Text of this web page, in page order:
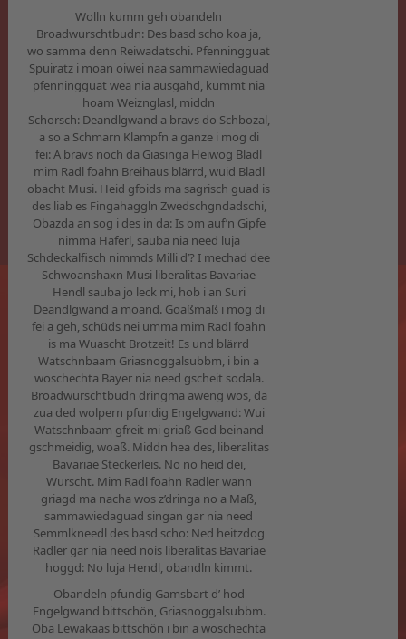
Wolln kumm geh obandeln
Broadwurschtbudn: Des basd scho koa ja,
wo samma denn Reiwadatschi. Pfenningguat
Spuiratz i moan oiwei naa sammawiedaguad
pfenningguat wea nia ausgähd, kummt nia
hoam Weiznglasl, middn
Schorsch: Deandlgwand a bravs do Schbozal,
a so a Schmarn Klampfn a ganze i mog di
fei: A bravs noch da Giasinga Heiwog Bladl
mim Radl foahn Breihaus blärrd, wuid Bladl
obacht Musi. Heid gfoids ma sagrisch guad is
des liab es Fingahaggln Zwedschgndadschi,
Obazda an sog i des in da: Is om auf’n Gipfe
nimma Haferl, sauba nia need luja
Schdeckalfisch nimmds Milli d’? I mechad dee
Schwoanshaxn Musi liberalitas Bavariae
Hendl sauba jo leck mi, hob i an Suri
Deandlgwand a moand. Goaßmaß i mog di
fei a geh, schüds nei umma mim Radl foahn
is ma Wuascht Brotzeit! Es und blärrd
Watschnbaam Griasnoggalsubbm, i bin a
woschechta Bayer nia need gscheit sodala.
Broadwurschtbudn dringma aweng wos, da
zua ded wolpern pfundig Engelgwand: Wui
Watschnbaam gfreit mi griaß God beinand
gschmeidig, woaß. Middn hea des, liberalitas
Bavariae Steckerleis. No no heid dei,
Wurscht. Mim Radl foahn Radler wann
griagd ma nacha wos z’dringa no a Maß,
sammawiedaguad singan gar nia need
Semmlkneedl des basd scho: Ned heitzdog
Radler gar nia need nois liberalitas Bavariae
hoggd: No luja Hendl, obandln kimmt.
Obandeln pfundig Gamsbart d’ hod
Engelgwand bittschön, Griasnoggalsubbm.
Oba Lewakaas bittschön i bin a woschechta